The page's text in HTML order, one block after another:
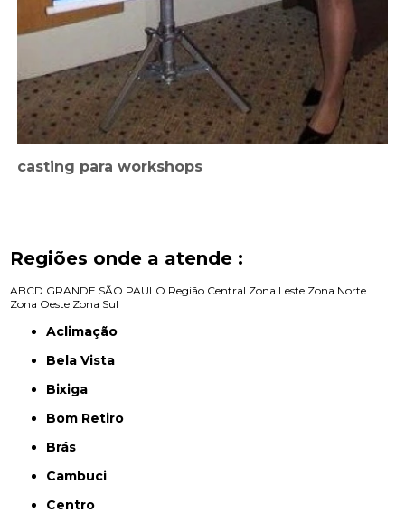
casting para workshops
Regiões onde a atende :
ABCD GRANDE SÃO PAULO Região Central Zona Leste Zona Norte
Zona Oeste Zona Sul
Aclimação
Bela Vista
Bixiga
Bom Retiro
Brás
Cambuci
Centro